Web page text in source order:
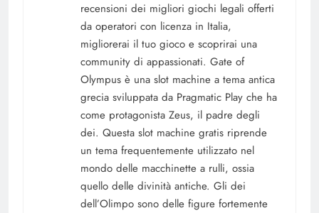
recensioni dei migliori giochi legali offerti
da operatori con licenza in Italia,
migliorerai il tuo gioco e scoprirai una
community di appassionati. Gate of
Olympus è una slot machine a tema antica
grecia sviluppata da Pragmatic Play che ha
come protagonista Zeus, il padre degli
dei. Questa slot machine gratis riprende
un tema frequentemente utilizzato nel
mondo delle macchinette a rulli, ossia
quello delle divinità antiche. Gli dei
dell’Olimpo sono delle figure fortemente